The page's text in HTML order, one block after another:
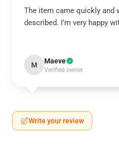
The item came quickly and
described. I’m very happy
M Maeve
Verified owner
Write your review